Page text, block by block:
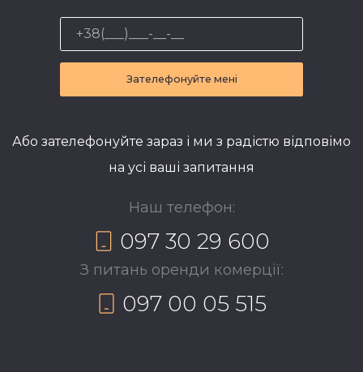
Зателефонуйте мені
Або зателефонуйте зараз і ми з радістю відповімо
на усі ваші запитання
Наш телефон:
097 30 29 600
З питань оренди комерції:
097 00 05 515